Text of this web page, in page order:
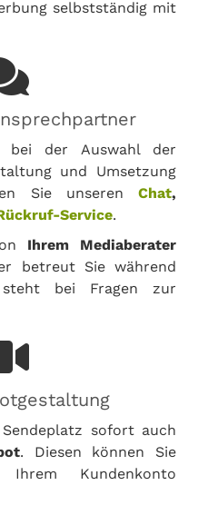
selbstständig mit
bei der Auswahl der
und Umsetzung
Sie unseren Chat,
Service.
Ihrem Mediaberater
betreut Sie während
bei Fragen zur
sofort auch
. Diesen können Sie
Kundenkonto